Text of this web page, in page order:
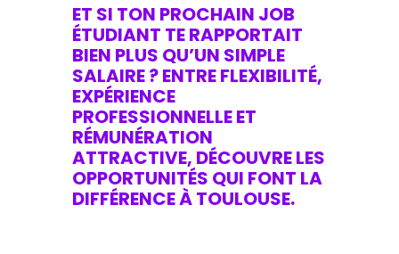
ET SI TON PROCHAIN JOB
ÉTUDIANT TE RAPPORTAIT
BIEN PLUS QU’UN SIMPLE
SALAIRE ? ENTRE FLEXIBILITÉ,
EXPÉRIENCE
PROFESSIONNELLE ET
RÉMUNÉRATION
ATTRACTIVE, DÉCOUVRE LES
OPPORTUNITÉS QUI FONT LA
DIFFÉRENCE À TOULOUSE.